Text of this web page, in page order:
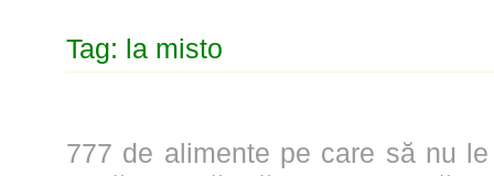
Tag: la misto
777 de alimente pe care să nu